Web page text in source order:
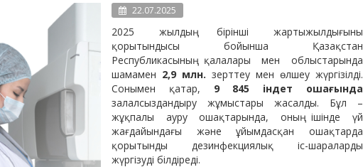
22.07.2025
2025 жылдың бірінші жартыжылдығының
қорытындысы бойынша Қазақстан
Республикасының қалалары мен облыстарында
шамамен 2,9 млн. зерттеу мен өлшеу жүргізілді.
Сонымен қатар, 9 845 індет ошағында
залалсыздандыру жұмыстары жасалды. Бұл –
жұқпалы ауру ошақтарында, оның ішінде үй
жағдайындағы және ұйымдасқан ошақтарда
қорытынды дезинфекциялық іс-шараларды
жүргізуді білдіреді.